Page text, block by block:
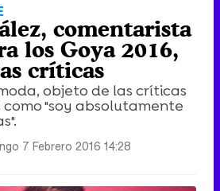
comentarista
los Goya 2016,
críticas
objeto de las críticas
"soy absolutamente
7 Febrero 2016 14:28